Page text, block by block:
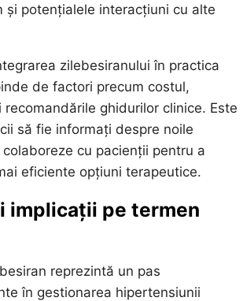
și potențialele interacțiuni cu alte
zilebesiranului în practica
de factori precum costul,
ghidurilor clinice. Este
să fie informați despre noile
cu pacienții pentru a
eficiente opțiuni terapeutice.
implicații pe termen
reprezintă un pas
în gestionarea hipertensiunii